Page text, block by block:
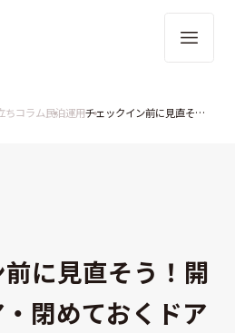
ちコラム民泊運用 チェックイン前に見直そう！開けておくドア・閉めておくドア
に見直そう！開
閉めておくドア